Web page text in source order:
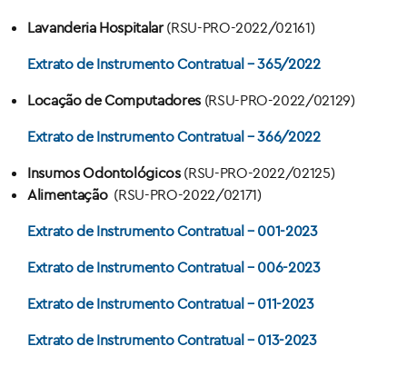
Lavanderia Hospitalar(RSU-PRO-2022/02161)
Extrato de Instrumento Contratual – 365/2022
Locação de Computadores (RSU-PRO-2022/02129)
Extrato de Instrumento Contratual – 366/2022
Insumos Odontológicos (RSU-PRO-2022/02125)
Alimentação (RSU-PRO-2022/02171)
Extrato de Instrumento Contratual – 001-2023
Extrato de Instrumento Contratual – 006-2023
Extrato de Instrumento Contratual – 011-2023
Extrato de Instrumento Contratual – 013-2023